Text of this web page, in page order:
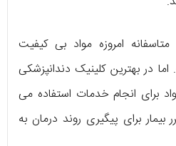
متاسفانه امروزه مواد بی کیفیت
در بهترین کلینیک دندانپزشکی
برای انجام خدمات استفاده می
برای پیگیری روند درمان به